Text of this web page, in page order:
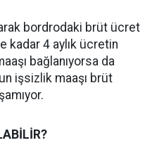
bordrodaki brüt ücret
kadar 4 aylık ücretin
bağlanıyorsa da
işsizlik maaşı brüt